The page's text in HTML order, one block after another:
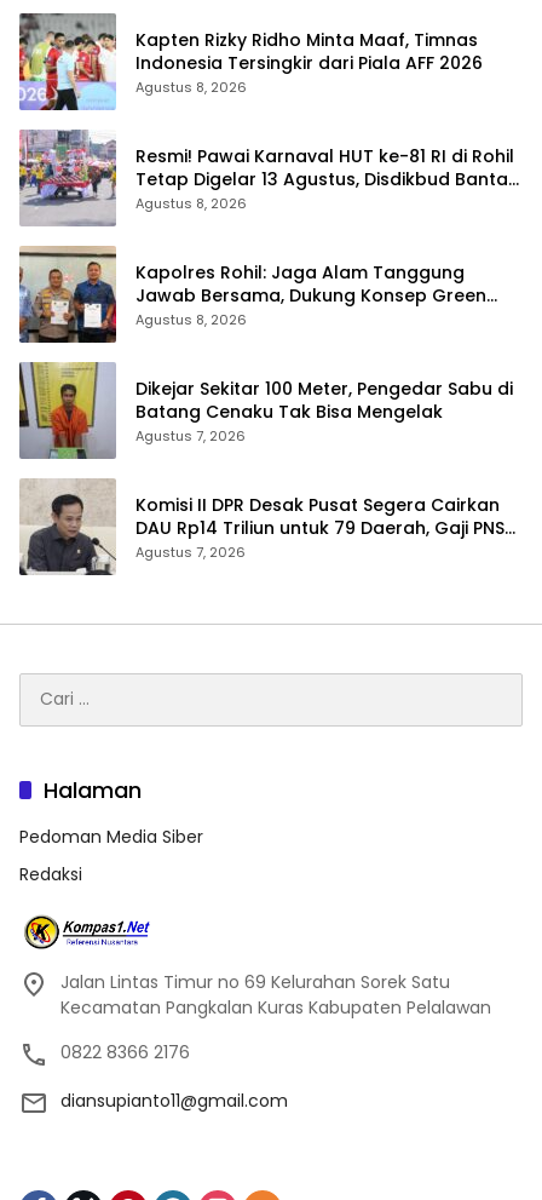
Kapten Rizky Ridho Minta Maaf, Timnas
Indonesia Tersingkir dari Piala AFF 2026
Agustus 8, 2026
Resmi! Pawai Karnaval HUT ke-81 RI di Rohil
Tetap Digelar 13 Agustus, Disdikbud Bantah
Hoaks Batal
Agustus 8, 2026
Kapolres Rohil: Jaga Alam Tanggung
Jawab Bersama, Dukung Konsep Green
Policing
Agustus 8, 2026
Dikejar Sekitar 100 Meter, Pengedar Sabu di
Agustus 7, 2026
Komisi II DPR Desak Pusat Segera Cairkan
DAU Rp14 Triliun untuk 79 Daerah, Gaji PNS
Terancam Telat
Agustus 7, 2026
untuk:
Halaman
Pedoman Media Siber
Redaksi
Jalan Lintas Timur no 69 Kelurahan Sorek Satu
Kecamatan Pangkalan Kuras Kabupaten Pelalawan
0822 8366 2176
diansupianto11@gmail.com